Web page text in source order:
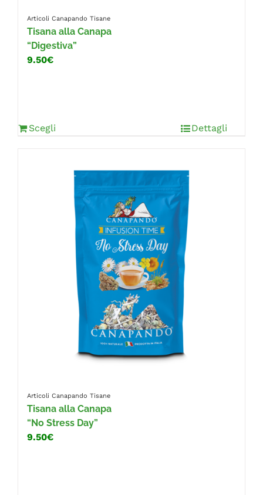
Articoli Canapando Tisane
Tisana alla Canapa
“Digestiva”
9.50€
Scegli Dettagli
Articoli Canapando Tisane
Tisana alla Canapa
“No Stress Day”
9.50€